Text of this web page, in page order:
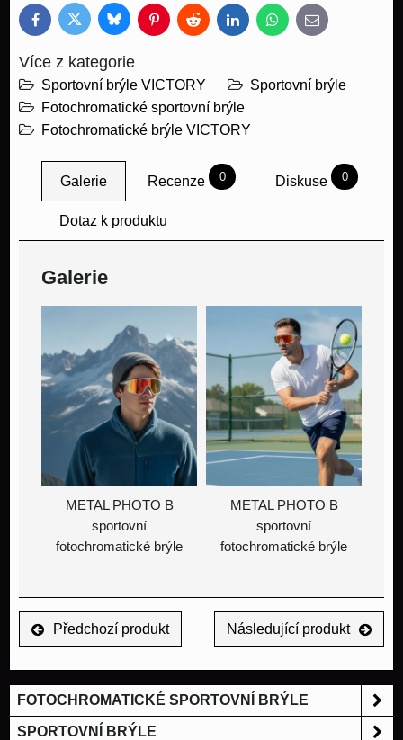
FacebookTwitter BlueskyPinterestReddit LinkedInWhatsApp
E-
mail
Více z kategorie
Sportovní brýle VICTORY
Sportovní brýle
Fotochromatické sportovní brýle
Fotochromatické brýle VICTORY
Galerie Recenze 0 Diskuse 0
Dotaz k produktu
Galerie
METAL PHOTO B
sportovní
fotochromatické brýle
METAL PHOTO B
sportovní
fotochromatické brýle
Předchozí produkt Následující produkt
FOTOCHROMATICKÉ SPORTOVNÍ BRÝLE
SPORTOVNÍ BRÝLE